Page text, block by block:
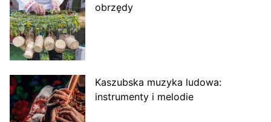
obrzędy
Kaszubska muzyka ludowa:
instrumenty i melodie